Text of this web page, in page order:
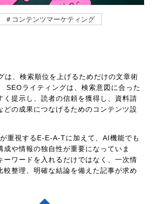
＃コンテンツマーケティング
は、検索順位を上げるためだけの文章術
SEOライティングは、検索意図に合った
く提示し、読者の信頼を獲得し、資料請
どの成果につなげるためのコンテンツ設
重視するE-E-A-Tに加えて、AI機能でも
成や情報の独自性が重要になっていま
ーワードを入れるだけではなく、一次情
較整理、明確な結論を備えた記事が求め